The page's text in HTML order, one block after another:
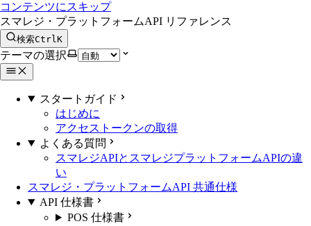
コンテンツにスキップ
スマレジ・プラットフォームAPI リファレンス
検索CtrlK
テーマの選択
スタートガイド
はじめに
アクセストークンの取得
よくある質問
スマレジAPIとスマレジプラットフォームAPIの違
い
スマレジ・プラットフォームAPI 共通仕様
API 仕様書
POS 仕様書